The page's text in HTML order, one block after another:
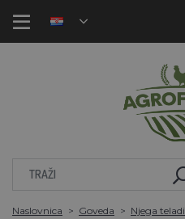
Naslovnica Goveda
Njega teladi